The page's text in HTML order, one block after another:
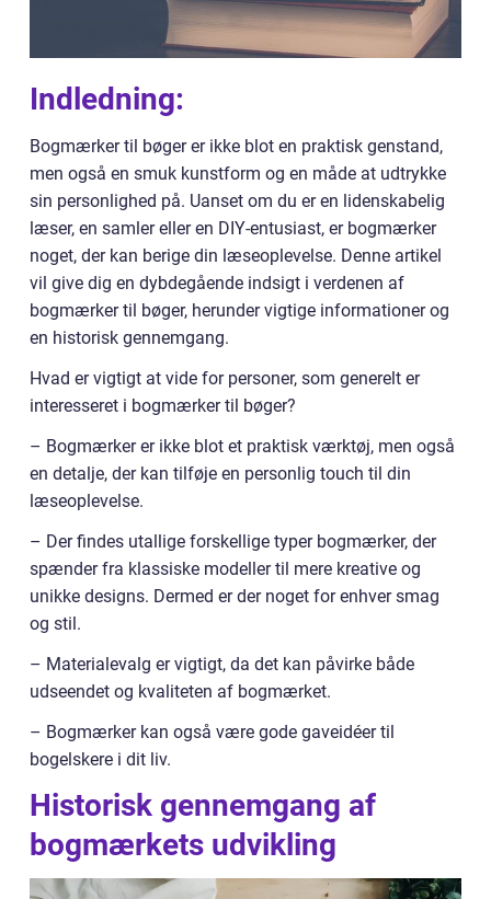
Indledning:
Bogmærker til bøger er ikke blot en praktisk genstand,
men også en smuk kunstform og en måde at udtrykke
sin personlighed på. Uanset om du er en lidenskabelig
læser, en samler eller en DIY-entusiast, er bogmærker
noget, der kan berige din læseoplevelse. Denne artikel
vil give dig en dybdegående indsigt i verdenen af
bogmærker til bøger, herunder vigtige informationer og
en historisk gennemgang.
Hvad er vigtigt at vide for personer, som generelt er
interesseret i bogmærker til bøger?
– Bogmærker er ikke blot et praktisk værktøj, men også
en detalje, der kan tilføje en personlig touch til din
læseoplevelse.
– Der findes utallige forskellige typer bogmærker, der
spænder fra klassiske modeller til mere kreative og
unikke designs. Dermed er der noget for enhver smag
og stil.
– Materialevalg er vigtigt, da det kan påvirke både
udseendet og kvaliteten af bogmærket.
– Bogmærker kan også være gode gaveidéer til
bogelskere i dit liv.
Historisk gennemgang af
bogmærkets udvikling